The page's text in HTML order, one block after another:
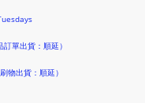
單出貨：順延）
物出貨：順延）